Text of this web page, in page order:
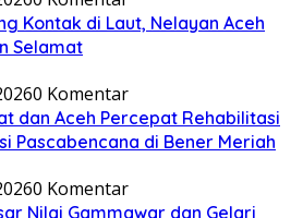
Kontak di Laut, Nelayan Aceh
Selamat
0 Komentar
dan Aceh Percepat Rehabilitasi
Pascabencana di Bener Meriah
0 Komentar
Nilai Gammawar dan Gelari